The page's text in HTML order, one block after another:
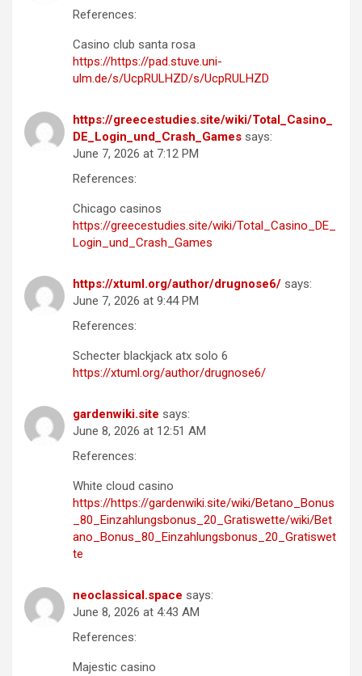
References:
Casino club santa rosa
https://https://pad.stuve.uni-
ulm.de/s/UcpRULHZD/s/UcpRULHZD
https://greecestudies.site/wiki/Total_Casino_
DE_Login_und_Crash_Games says:
June 7, 2026 at 7:12 PM
References:
Chicago casinos
https://greecestudies.site/wiki/Total_Casino_DE_
Login_und_Crash_Games
https://xtuml.org/author/drugnose6/ says:
June 7, 2026 at 9:44 PM
References:
Schecter blackjack atx solo 6
https://xtuml.org/author/drugnose6/
gardenwiki.site says:
June 8, 2026 at 12:51 AM
References:
White cloud casino
https://https://gardenwiki.site/wiki/Betano_Bonus
_80_Einzahlungsbonus_20_Gratiswette/wiki/Bet
ano_Bonus_80_Einzahlungsbonus_20_Gratiswet
te
neoclassical.space says:
June 8, 2026 at 4:43 AM
References:
Majestic casino